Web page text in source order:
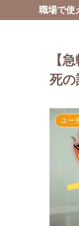
職場で使
【
死の
ユー